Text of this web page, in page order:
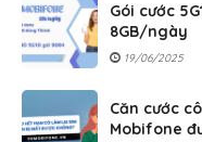
Gói cước
8GB/ngày
19/06/2025
Căn cước
Mobifone